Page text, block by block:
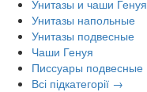
Унитазы и чаши Генуя
Унитазы напольные
Унитазы подвесные
Чаши Генуя
Писсуары подвесные
Всі підкатегорії →